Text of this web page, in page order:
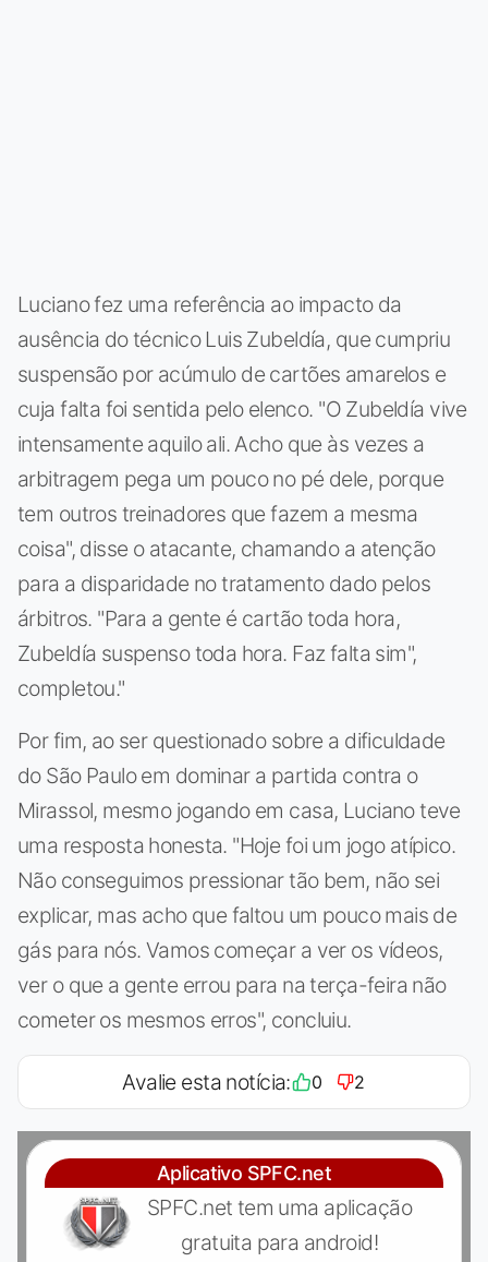
Luciano fez uma referência ao impacto da
ausência do técnico Luis Zubeldía, que cumpriu
suspensão por acúmulo de cartões amarelos e
cuja falta foi sentida pelo elenco. "O Zubeldía vive
intensamente aquilo ali. Acho que às vezes a
arbitragem pega um pouco no pé dele, porque
tem outros treinadores que fazem a mesma
coisa", disse o atacante, chamando a atenção
para a disparidade no tratamento dado pelos
árbitros. "Para a gente é cartão toda hora,
Zubeldía suspenso toda hora. Faz falta sim",
completou."
Por fim, ao ser questionado sobre a dificuldade
do São Paulo em dominar a partida contra o
Mirassol, mesmo jogando em casa, Luciano teve
uma resposta honesta. "Hoje foi um jogo atípico.
Não conseguimos pressionar tão bem, não sei
explicar, mas acho que faltou um pouco mais de
gás para nós. Vamos começar a ver os vídeos,
ver o que a gente errou para na terça-feira não
cometer os mesmos erros", concluiu.
Avalie esta notícia: 0 2
Aplicativo SPFC.net
SPFC.net tem uma aplicação
gratuita para android!